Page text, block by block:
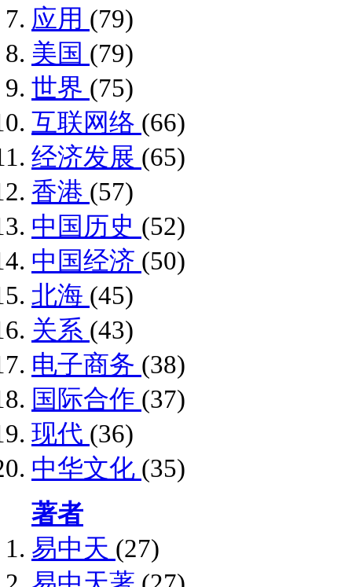
应用 (79)
美国 (79)
世界 (75)
互联网络 (66)
经济发展 (65)
香港 (57)
中国历史 (52)
中国经济 (50)
北海 (45)
关系 (43)
电子商务 (38)
国际合作 (37)
现代 (36)
中华文化 (35)
著者
易中天 (27)